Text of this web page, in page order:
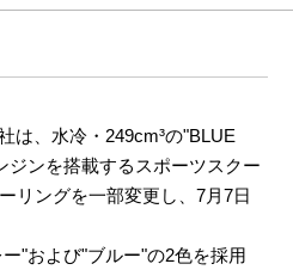
は、水冷・249cm³の"BLUE
ジンを搭載するスポーツスクー
リングを一部変更し、7月7日
"および"ブルー"の2色を採用